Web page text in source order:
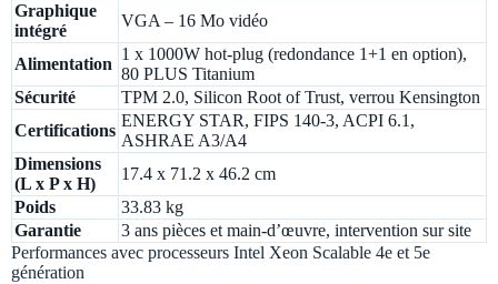
Graphique
intégré
VGA – 16 Mo vidéo
Alimentation
1 x 1000W hot-plug (redondance 1+1 en option),
80 PLUS Titanium
Sécurité
TPM 2.0, Silicon Root of Trust, verrou Kensington
Certifications
ENERGY STAR, FIPS 140-3, ACPI 6.1,
ASHRAE A3/A4
Dimensions
(L x P x H)
17.4 x 71.2 x 46.2 cm
Poids
33.83 kg
Garantie
3 ans pièces et main-d’œuvre, intervention sur site
Performances avec processeurs Intel Xeon Scalable 4e et 5e
génération